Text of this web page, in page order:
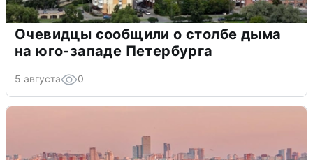
Очевидцы сообщили о столбе дыма
на юго-западе Петербурга
5 августа 0